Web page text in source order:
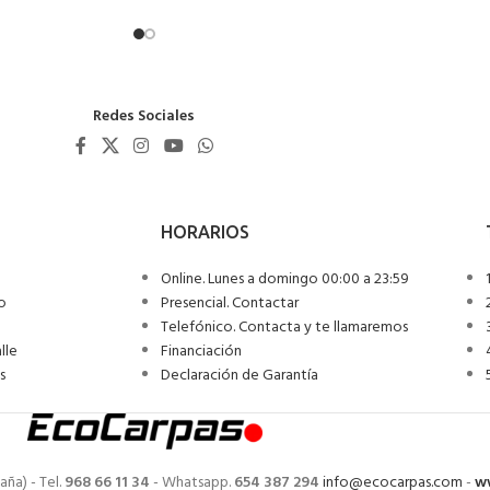
por completo
facilitar la entrada
puede ser fijadas con piquetes evitando así la penetración de
Redes Sociales
Online. Lunes a domingo 00:00 a 23:59
Presencial. Contactar
Telefónico. Contacta y te llamaremos
Financiación
Declaración de Garantía
- Tel.968 66 11 34- Whatsapp.654 387 294info@ecocarpas.com-